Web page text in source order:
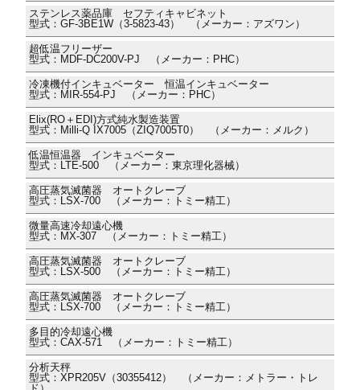
ステンレス薬品庫 セフティキャビネット
型式：GF-3BE1W（3-5823-43） （メーカー：アズワン）
超低温フリーザー
型式：MDF-DC200V-PJ （メーカー：PHC）
冷凍機付インキュベーター 恒温インキュベーター
型式：MIR-554-PJ （メーカー：PHC）
Elix(RO＋EDI)方式純水製造装置
型式：Milli-Q IX7005（ZIQ7005T0） （メーカー：メルク）
低温恒温器 インキュベーター
型式：LTE-500 （メーカー：東京理化器械）
高圧蒸気滅菌器 オートクレーブ
型式：LSX-700 （メーカー：トミー精工）
微量高速冷却遠心機
型式：MX-307 （メーカー：トミー精工）
高圧蒸気滅菌器 オートクレーブ
型式：LSX-500 （メーカー：トミー精工）
高圧蒸気滅菌器 オートクレーブ
型式：LSX-700 （メーカー：トミー精工）
多目的冷却遠心機
型式：CAX-571 （メーカー：トミー精工）
分析天秤
型式：XPR205V（30355412） （メーカー：メトラー・トレ